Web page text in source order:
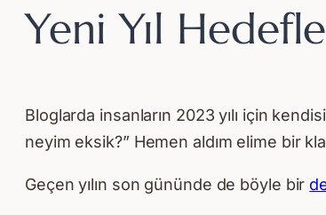
Yeni Yıl
Bloglarda insanların 2023 yılı için
neyim eksik?” Hemen aldım elime bir
Geçen yılın son gününde de böyle bir